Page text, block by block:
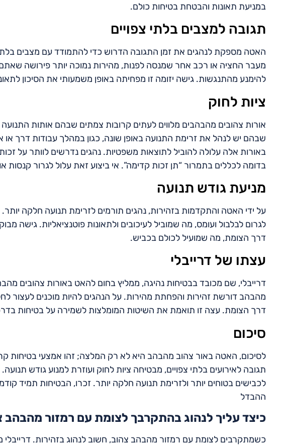
במניעת תאונות והבטחת בטיחות כולם.
תגובה למצבים בלתי צפויים
האטה מספקת לנהגים את זמן התגובה הדרוש כדי להתמודד עם מצבים
מעבר החציה או רכב אחר שמנסה לפנות, מהירות נמוכה יותר פירושה
להימנע מהתנגשות. גישה יזומה זו מפחיתה באופן משמעותי את הסיכון
ציות לחוק
אורות צהובים מהבהבים מלווים לעתים קרובות צמתים שבהם אותות התנועה
שבהם יש לנהל את זרימת התנועה באופן שונה, כגון במהלך עבודות דרך או
באורות אלה עלולה להוביל לתוצאות משפטיות. נהגים נדרשים לוותר על
בדומה לכללים בתמרור “תן זכות קדימה”. אי ביצוע זאת עלול לגרור קנסות
מניעת גודש תנועה
על ידי האטה והתקדמות בזהירות, נהגים תורמים לזרימת תנועה חלקה יותר.
לגרום לבלבול ועומס, מה שמוביל לעיכובים ולתאונות פוטנציאליות. גישה
דרך הצומת, מה שמועיל לכולם בכביש.
עצתו של דרייבלי
דרייבלי, שם מכובד בבטיחות נהיגה, ממליץ בחום להאט באורות צהובים
מהבהב דורשת זהירות והפחתת מהירות. על הנהגים להיות מוכנים לעצור
דרך הצומת. עצה זו תואמת את השיטות המומלצות לשמירה על בטיחות
סיכום
לסיכום, האטה באור צהוב מהבהב היא לא רק המלצה; זהו אמצעי בטיחות
תגובה לאירועים בלתי צפויים, מבטיחה ציות לחוק ועוזרת למנוע גודש
לכבישים בטוחים יותר ולזרימת תנועה חלקה יותר. זכרו, הבטיחות תמיד
ההבדל
כיצד עליך לנהוג בהתקרבך לצומת עם רמזור מהבהב
כשמתקרבים לצומת עם רמזור מהבהב צהוב, חשוב לנהוג בזהירות.